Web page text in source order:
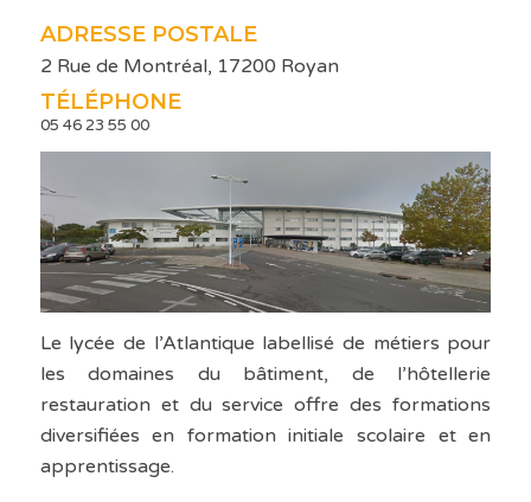
ADRESSE POSTALE
2 Rue de Montréal, 17200 Royan
TÉLÉPHONE
05 46 23 55 00
Le lycée de l’Atlantique labellisé de métiers pour
les domaines du bâtiment, de l’hôtellerie
restauration et du service offre des formations
diversifiées en formation initiale scolaire et en
apprentissage.